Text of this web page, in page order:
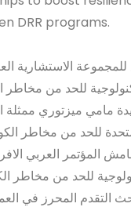
DRR programs.
للمجموعة الاستشارية
للحد من مخاطر
مامي ميزتوري ممثلة
للحد من مخاطر
المؤتمر العربي
للحد من مخاطر
التقدم المحرز في